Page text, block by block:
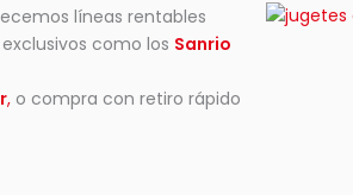
líneas rentables
como los Sanrio
, o compra con retiro rápido